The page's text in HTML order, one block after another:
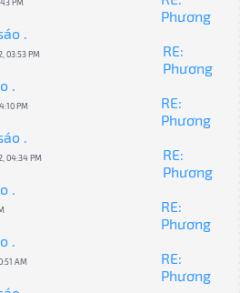
PM
Phương
.
03:53 PM
RE:
Phương
.
PM
RE:
Phương
.
04:34 PM
RE:
Phương
.
RE:
Phương
.
AM
RE:
Phương